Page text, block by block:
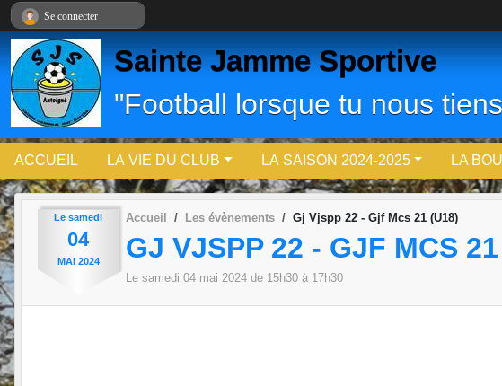
Sainte Jamme Sportive
"Football lorsque tu nous
ACCUEIL LA VIE DU CLUB LA SAISON 2024-2025 LA
Le samedi
04
MAI 2024
Accueil Les évènements Gj Vjspp 22 - Gjf Mcs 21 (U18)
GJ VJSPP 22 - GJF MCS
Le samedi 04 mai 2024 de 15h30 à 17h30
Se connecter
Panneau de gestion des cookies